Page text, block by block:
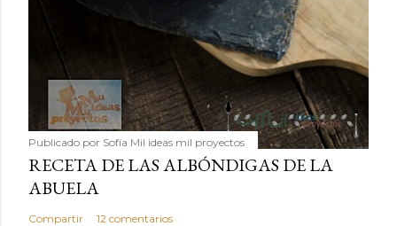
Publicado por Sofía Mil ideas mil proyectos
RECETA DE LAS ALBÓNDIGAS DE LA
ABUELA
Compartir 12 comentarios